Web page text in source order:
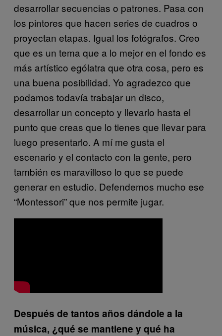
desarrollar secuencias o patrones. Pasa con
los pintores que hacen series de cuadros o
proyectan etapas. Igual los fotógrafos. Creo
que es un tema que a lo mejor en el fondo es
más artístico ególatra que otra cosa, pero es
una buena posibilidad. Yo agradezco que
podamos todavía trabajar un disco,
desarrollar un concepto y llevarlo hasta el
punto que creas que lo tienes que llevar para
luego presentarlo. A mí me gusta el
escenario y el contacto con la gente, pero
también es maravilloso lo que se puede
generar en estudio. Defendemos mucho ese
“Montessori” que nos permite jugar.
Después de tantos años dándole a la
música, ¿qué se mantiene y qué ha